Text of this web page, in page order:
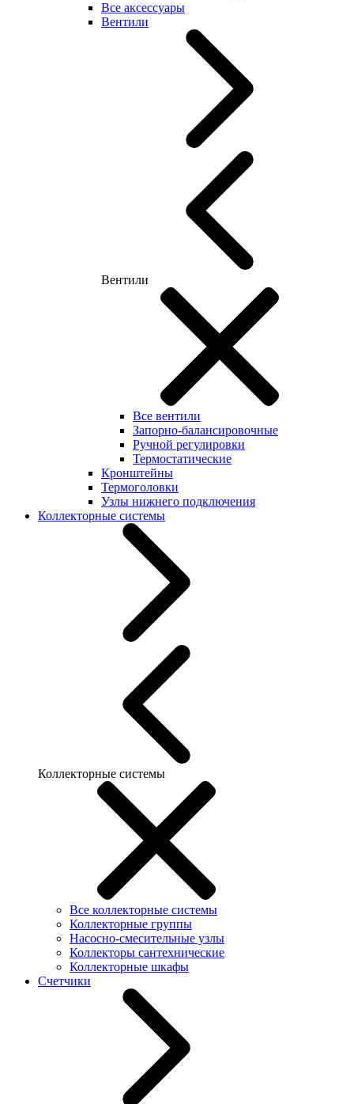
Все аксессуары
Вентили
Вентили
Все вентили
Запорно-балансировочные
Ручной регулировки
Термостатические
Кронштейны
Термоголовки
Узлы нижнего подключения
Коллекторные системы
Коллекторные системы
Все коллекторные системы
Коллекторные группы
Насосно-смесительные узлы
Коллекторы сантехнические
Коллекторные шкафы
Счетчики